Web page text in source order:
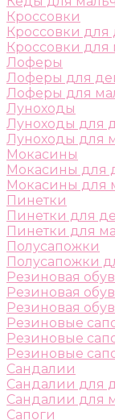
Кроссовки
Кроссовки для
Кроссовки для
Лоферы
Лоферы для
Лоферы для
Луноходы
Луноходы для
Луноходы для
Мокасины
Мокасины для
Мокасины для
Пинетки
Пинетки для
Пинетки для
Полусапожки
Полусапожки
Резиновая
Резиновая
Резиновая
Резиновые
Резиновые
Резиновые
Сандалии
Сандалии для
Сандалии для
Сапоги